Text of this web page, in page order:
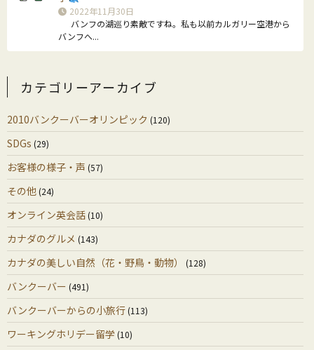
2022年11月30日
バンフの湖巡り素敵ですね。私も以前カルガリー空港から
バンフへ...
カテゴリーアーカイブ
2010バンクーバーオリンピック (120)
SDGs (29)
お客様の様子・声 (57)
その他(24)
オンライン英会話(10)
カナダのグルメ (143)
カナダの美しい自然（花・野鳥・動物） (128)
バンクーバー (491)
バンクーバーからの小旅行(113)
ワーキングホリデー留学 (10)